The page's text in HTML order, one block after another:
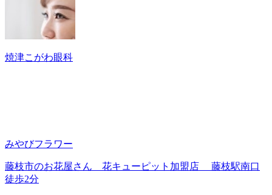
焼津こがわ眼科
みやびフラワー
藤枝市のお花屋さん 花キューピット加盟店 藤枝駅南口
徒歩2分